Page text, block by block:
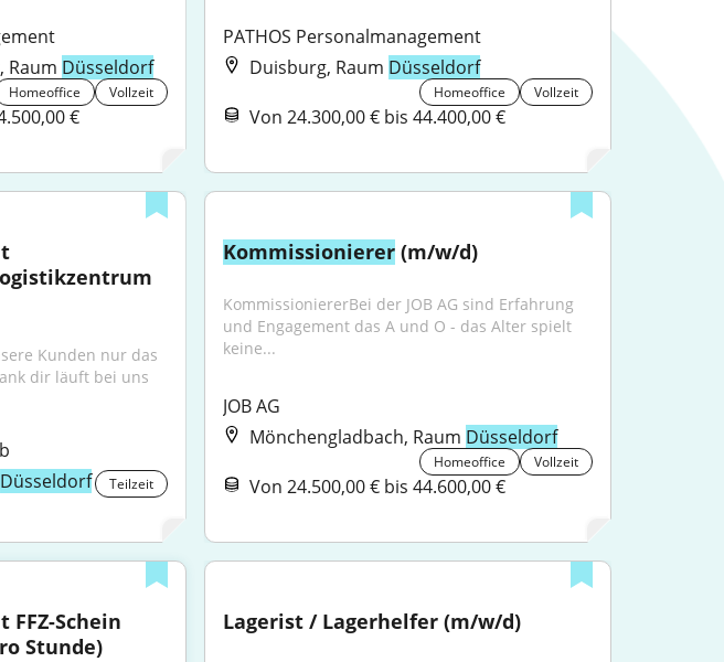
Raum Düsseldorf
Homeoffice Vollzeit
€
PATHOS Personalmanagement
Duisburg, Raum Düsseldorf
Homeoffice Vollzeit
Von 24.300,00 € bis 44.400,00 €
Kunden nur das
dir läuft bei uns
Düsseldorf Teilzeit
Kommissionierer (m/w/d)
KommissioniererBei der JOB AG sind Erfahrung
und Engagement das A und O - das Alter spielt
keine...
JOB AG
Mönchengladbach, Raum Düsseldorf
Homeoffice Vollzeit
Von 24.500,00 € bis 44.600,00 €
FFZ-Schein
Stunde)
Lagerist / Lagerhelfer (m/w/d)